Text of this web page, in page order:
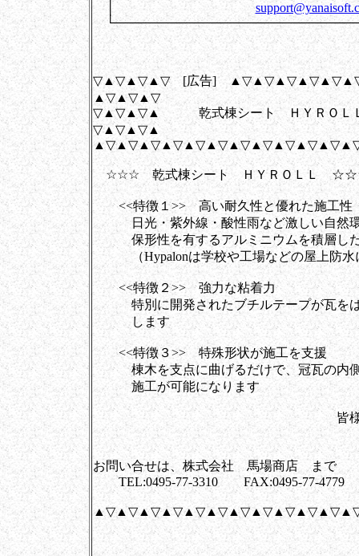
│
▽▲▽▲▽▲▽ [広告]
▲▽▲▽▲▽
▽▲▽▲▽▲ 乾式棟シート ＨＹＲＯＬ
▽▲▽▲▽▲
☆☆☆ 乾式棟シート ＨＹＲＯＬＬ
<<特徴１>> 高い耐久性と優れた施工性
日光・紫外線・酸性雨など激しい自然環
保形性を有するアルミニウムを積層した
（Hypalonは学校や工場などの屋上防水
<<特徴２>> 強力な粘着力
特別に開発されたブチルテープが瓦をは
します
<<特徴３>> 特殊形状が施工を支援
棟木を支点に曲げるだけで、冠瓦の内側
施工が可能になります
皆様と創ります
株式会社
お問い合せは、株式会社 馬場商店 まで
TEL:0495-77-3310 FAX:0495-77-4779